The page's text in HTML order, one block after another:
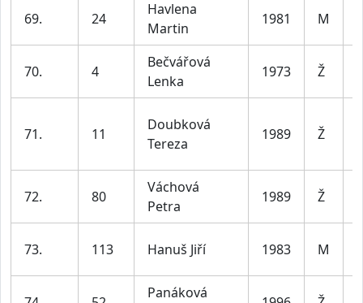
69. 24
Havlena
Martin
1981 M
70. 4
Bečvářová
Lenka
1973 Ž
71. 11
Doubková
Tereza
1989 Ž
72. 80
Váchová
Petra
1989 Ž
73. 113 Hanuš Jiří 1983 M
Panáková